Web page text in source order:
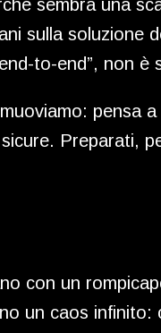
sembra una
sulla soluzione
to-end”, non
pensa
Preparati,
con un
un caos infinito: